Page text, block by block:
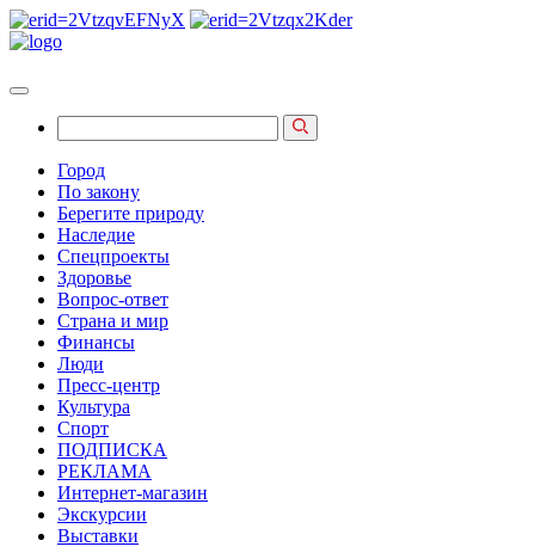
Город
По закону
Берегите природу
Наследие
Спецпроекты
Здоровье
Вопрос-ответ
Страна и мир
Финансы
Люди
Пресс-центр
Культура
Спорт
ПОДПИСКА
РЕКЛАМА
Интернет-магазин
Экскурсии
Выставки